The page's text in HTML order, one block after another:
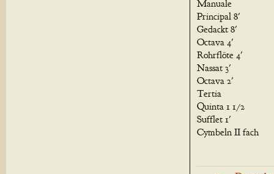
Manuale
Principal 8'
Gedackt 8'
Octava 4'
Rohrflöte 4'
Nassat 3'
Octava 2'
Tertia
Quinta 1 1/2
Sufflet 1'
Cymbeln II fach